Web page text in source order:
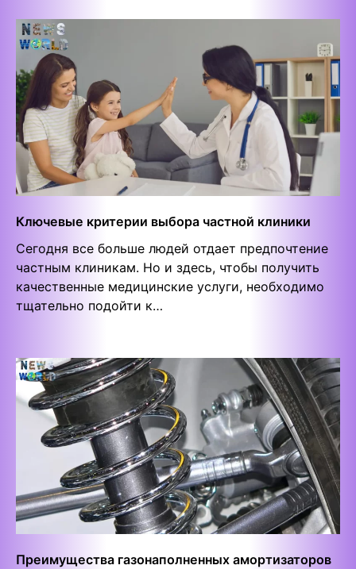
Ключевые критерии выбора частной клиники
Сегодня все больше людей отдает предпочтение
частным клиникам. Но и здесь, чтобы получить
качественные медицинские услуги, необходимо
тщательно подойти к…
Преимущества газонаполненных амортизаторов